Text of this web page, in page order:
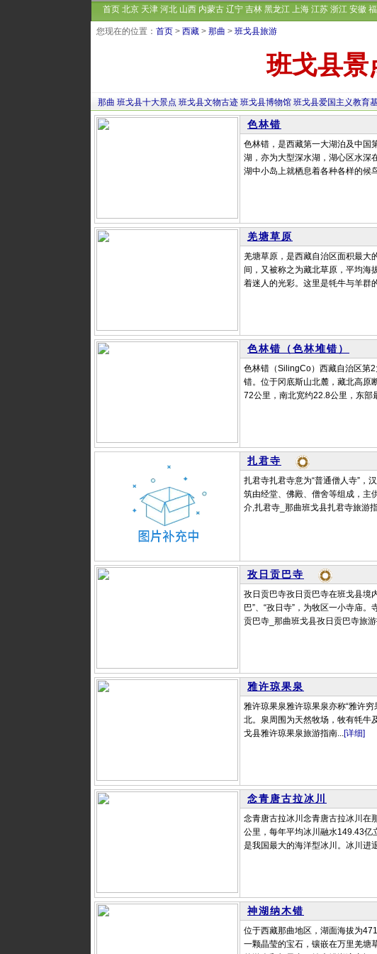
首页 北京 天津 河北 山西 内蒙古 辽宁 吉林 黑龙江 上海 江苏 浙江 安徽
您现在的位置： 首页 > 西藏 > 那曲 > 班戈县旅游
班戈县景
那曲 班戈县十大景点 班戈县文物古迹 班戈县博物馆 班戈县爱国主义教育
色林错
色林错，是西藏第一大湖泊及中国
湖，亦为大型深水湖，湖心区水深
湖中小岛上就栖息着各种各样的候
羌塘草原
羌塘草原，是西藏自治区面积最大
间，又被称之为藏北草原，平均海
着迷人的光彩。这里是牦牛与羊群
色林错（色林堆错）
色林错（SilingCo）西藏自治区第
错。位于冈底斯山北麓，藏北高原
72公里，南北宽约22.8公里，东
扎君寺
扎君寺扎君寺意为“普通僧人寺”，
筑由经堂、佛殿、僧舍等组成，主
介,扎君寺_那曲班戈县扎君寺旅游
孜日贡巴寺
孜日贡巴寺孜日贡巴寺在班戈县境
巴”、“孜日寺”，为牧区一小寺庙
贡巴寺_那曲班戈县孜日贡巴寺旅
雅许琼果泉
雅许琼果泉雅许琼果泉亦称“雅许
北。泉周围为天然牧场，牧有牦牛
戈县雅许琼果泉旅游指南...[详细]
念青唐古拉冰川
念青唐古拉冰川念青唐古拉冰川在
公里，每年平均冰川融水149.43亿
是我国最大的海洋型冰川。冰川进
神湖纳木错
位于西藏那曲地区，湖面海拔为
一颗晶莹的宝石，镶嵌在万里羌塘